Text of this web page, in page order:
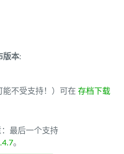
版本:
能不受支持！）可在 存档下载
最后一个支持
。